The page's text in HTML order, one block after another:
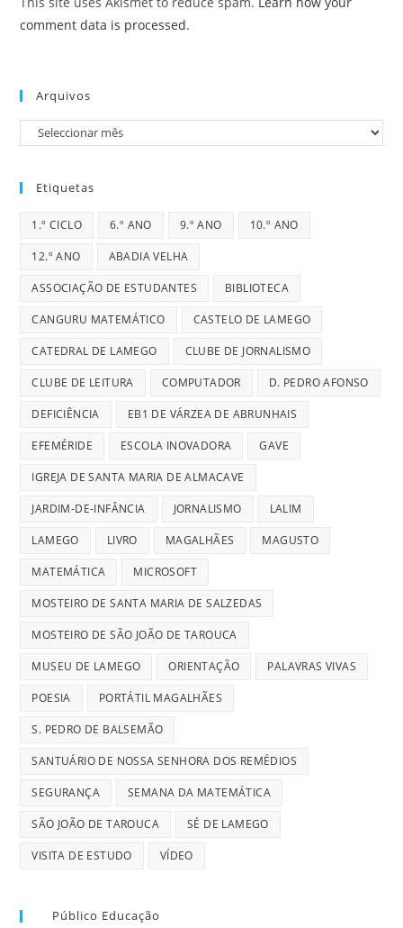
comment data is processed.
Arquivos
Arquivos
Etiquetas
1.º CICLO 6.º ANO 9.º ANO 10.º ANO
12.º ANO ABADIA VELHA
ASSOCIAÇÃO DE ESTUDANTES BIBLIOTECA
CANGURU MATEMÁTICO CASTELO DE LAMEGO
CATEDRAL DE LAMEGO CLUBE DE JORNALISMO
CLUBE DE LEITURA COMPUTADOR D. PEDRO AFONSO
DEFICIÊNCIA EB1 DE VÁRZEA DE ABRUNHAIS
EFEMÉRIDE ESCOLA INOVADORA GAVE
IGREJA DE SANTA MARIA DE ALMACAVE
JARDIM-DE-INFÂNCIA JORNALISMO LALIM
LAMEGO LIVRO MAGALHÃES MAGUSTO
MATEMÁTICA MICROSOFT
MOSTEIRO DE SANTA MARIA DE SALZEDAS
MOSTEIRO DE SÃO JOÃO DE TAROUCA
MUSEU DE LAMEGO ORIENTAÇÃO PALAVRAS VIVAS
POESIA PORTÁTIL MAGALHÃES
S. PEDRO DE BALSEMÃO
SANTUÁRIO DE NOSSA SENHORA DOS REMÉDIOS
SEGURANÇA SEMANA DA MATEMÁTICA
SÃO JOÃO DE TAROUCA SÉ DE LAMEGO
VISITA DE ESTUDO VÍDEO
Público Educação